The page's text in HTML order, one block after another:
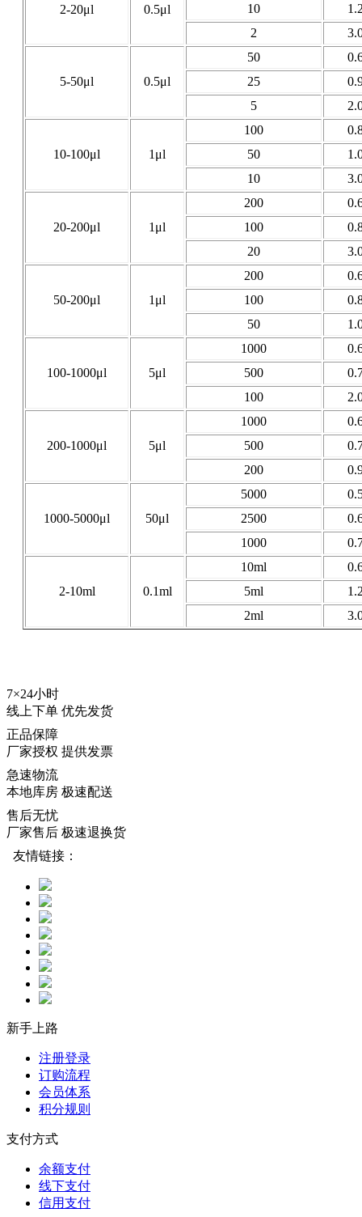
2-20μl 0.5μl
10
2
5-50μl 0.5μl
50
25
5
10-100μl 1μl
100
50
10
20-200μl 1μl
200
100
20
50-200μl 1μl
200
100
50
100-1000μl 5μl
1000
500
100
200-1000μl 5μl
1000
500
200
1000-5000μl 50μl
5000
2500
1000
2-10ml 0.1ml
10ml
5ml
2ml
7×24小时
线上下单 优先发货
正品保障
厂家授权 提供发票
急速物流
本地库房 极速配送
售后无忧
厂家售后 极速退换货
友情链接：
新手上路
注册登录
订购流程
会员体系
积分规则
支付方式
余额支付
线下支付
信用支付